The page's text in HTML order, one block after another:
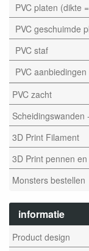
PVC platen (dikte
PVC geschuimde
PVC staf
PVC aanbiedingen
PVC zacht
Scheidingswanden
3D Print Filament
3D Print pennen
Monsters bestellen
informatie
Product design